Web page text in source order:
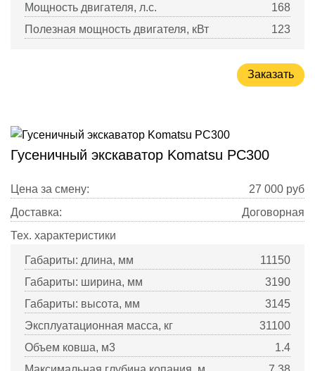
Мощность двигателя, л.с.
168
Полезная мощность двигателя, кВт
123
Заказать
Гусеничный экскаватор Komatsu PC300
Цена за смену: 27 000 руб
Доставка:
Договорная
Тех. характеристики
Габариты: длина, мм
11150
Габариты: ширина, мм
3190
Габариты: высота, мм
3145
Эксплуатационная масса, кг
31100
Объем ковша, м3
1.4